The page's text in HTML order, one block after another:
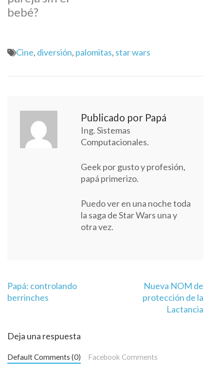
bebé?
Cine, diversión, palomitas, star wars
Publicado por Papá
Ing. Sistemas
Computacionales.
Geek por gusto y profesión,
papá primerizo.
Puedo ver en una noche toda
la saga de Star Wars una y
otra vez.
Navegación
de
Papá: controlando
berrinches
Nueva NOM de
protección de la
Lactancia
Deja una respuesta
Default Comments (0) Facebook Comments